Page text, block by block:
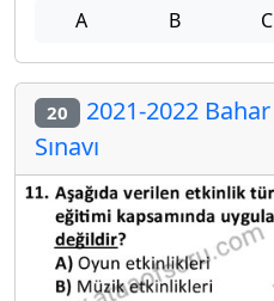
A B C
20 2021-2022
Sınavı